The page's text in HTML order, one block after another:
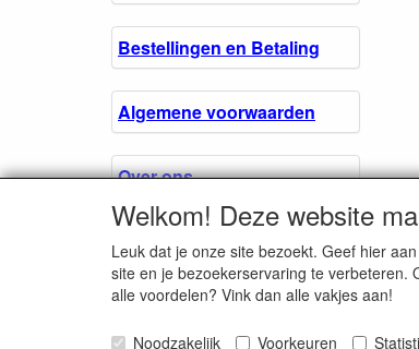
Bestellingen en Betaling
Algemene voorwaarden
Over ons.
Privacyverklaring
Welkom! Deze website
Leuk dat je onze site bezoekt. Geef hier
site en je bezoekerservaring te verbeteren.
alle voordelen? Vink dan alle vakjes aan!
Noodzakelijk Voorkeuren